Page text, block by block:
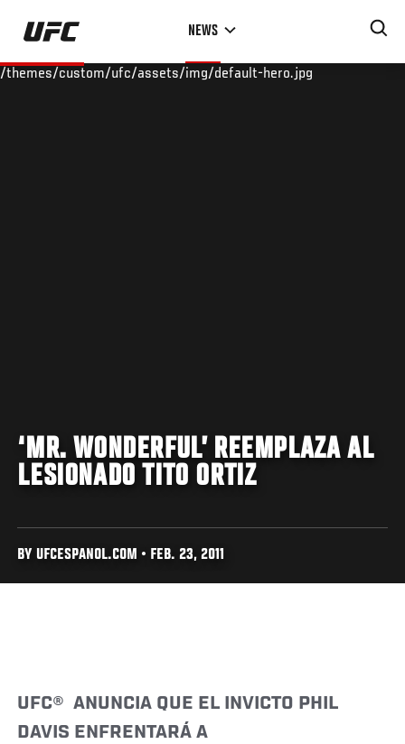
Skip
main
NEWS
/themes/custom/ufc/assets/img/default-hero.jpg
‘MR. WONDERFUL’ REEMPLAZA AL
LESIONADO TITO ORTIZ
BY UFCESPANOL.COM • FEB. 23, 2011
UFC® ANUNCIA QUE EL INVICTO PHIL
DAVIS ENFRENTARÁ A